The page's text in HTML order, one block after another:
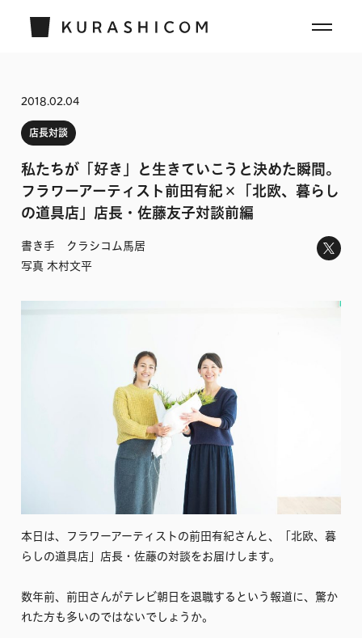
2018.02.04
店長対談
私たちが「好き」と生きていこうと決めた瞬間。
フラワーアーティスト前田有紀×「北欧、暮らし
の道具店」店長・佐藤友子対談前編
書き手 クラシコム馬居
写真 木村文平
本日は、フラワーアーティストの前田有紀さんと、「北欧、暮
らしの道具店」店長・佐藤の対談をお届けします。
数年前、前田さんがテレビ朝日を退職するという報道に、驚か
れた方も多いのではないでしょうか。